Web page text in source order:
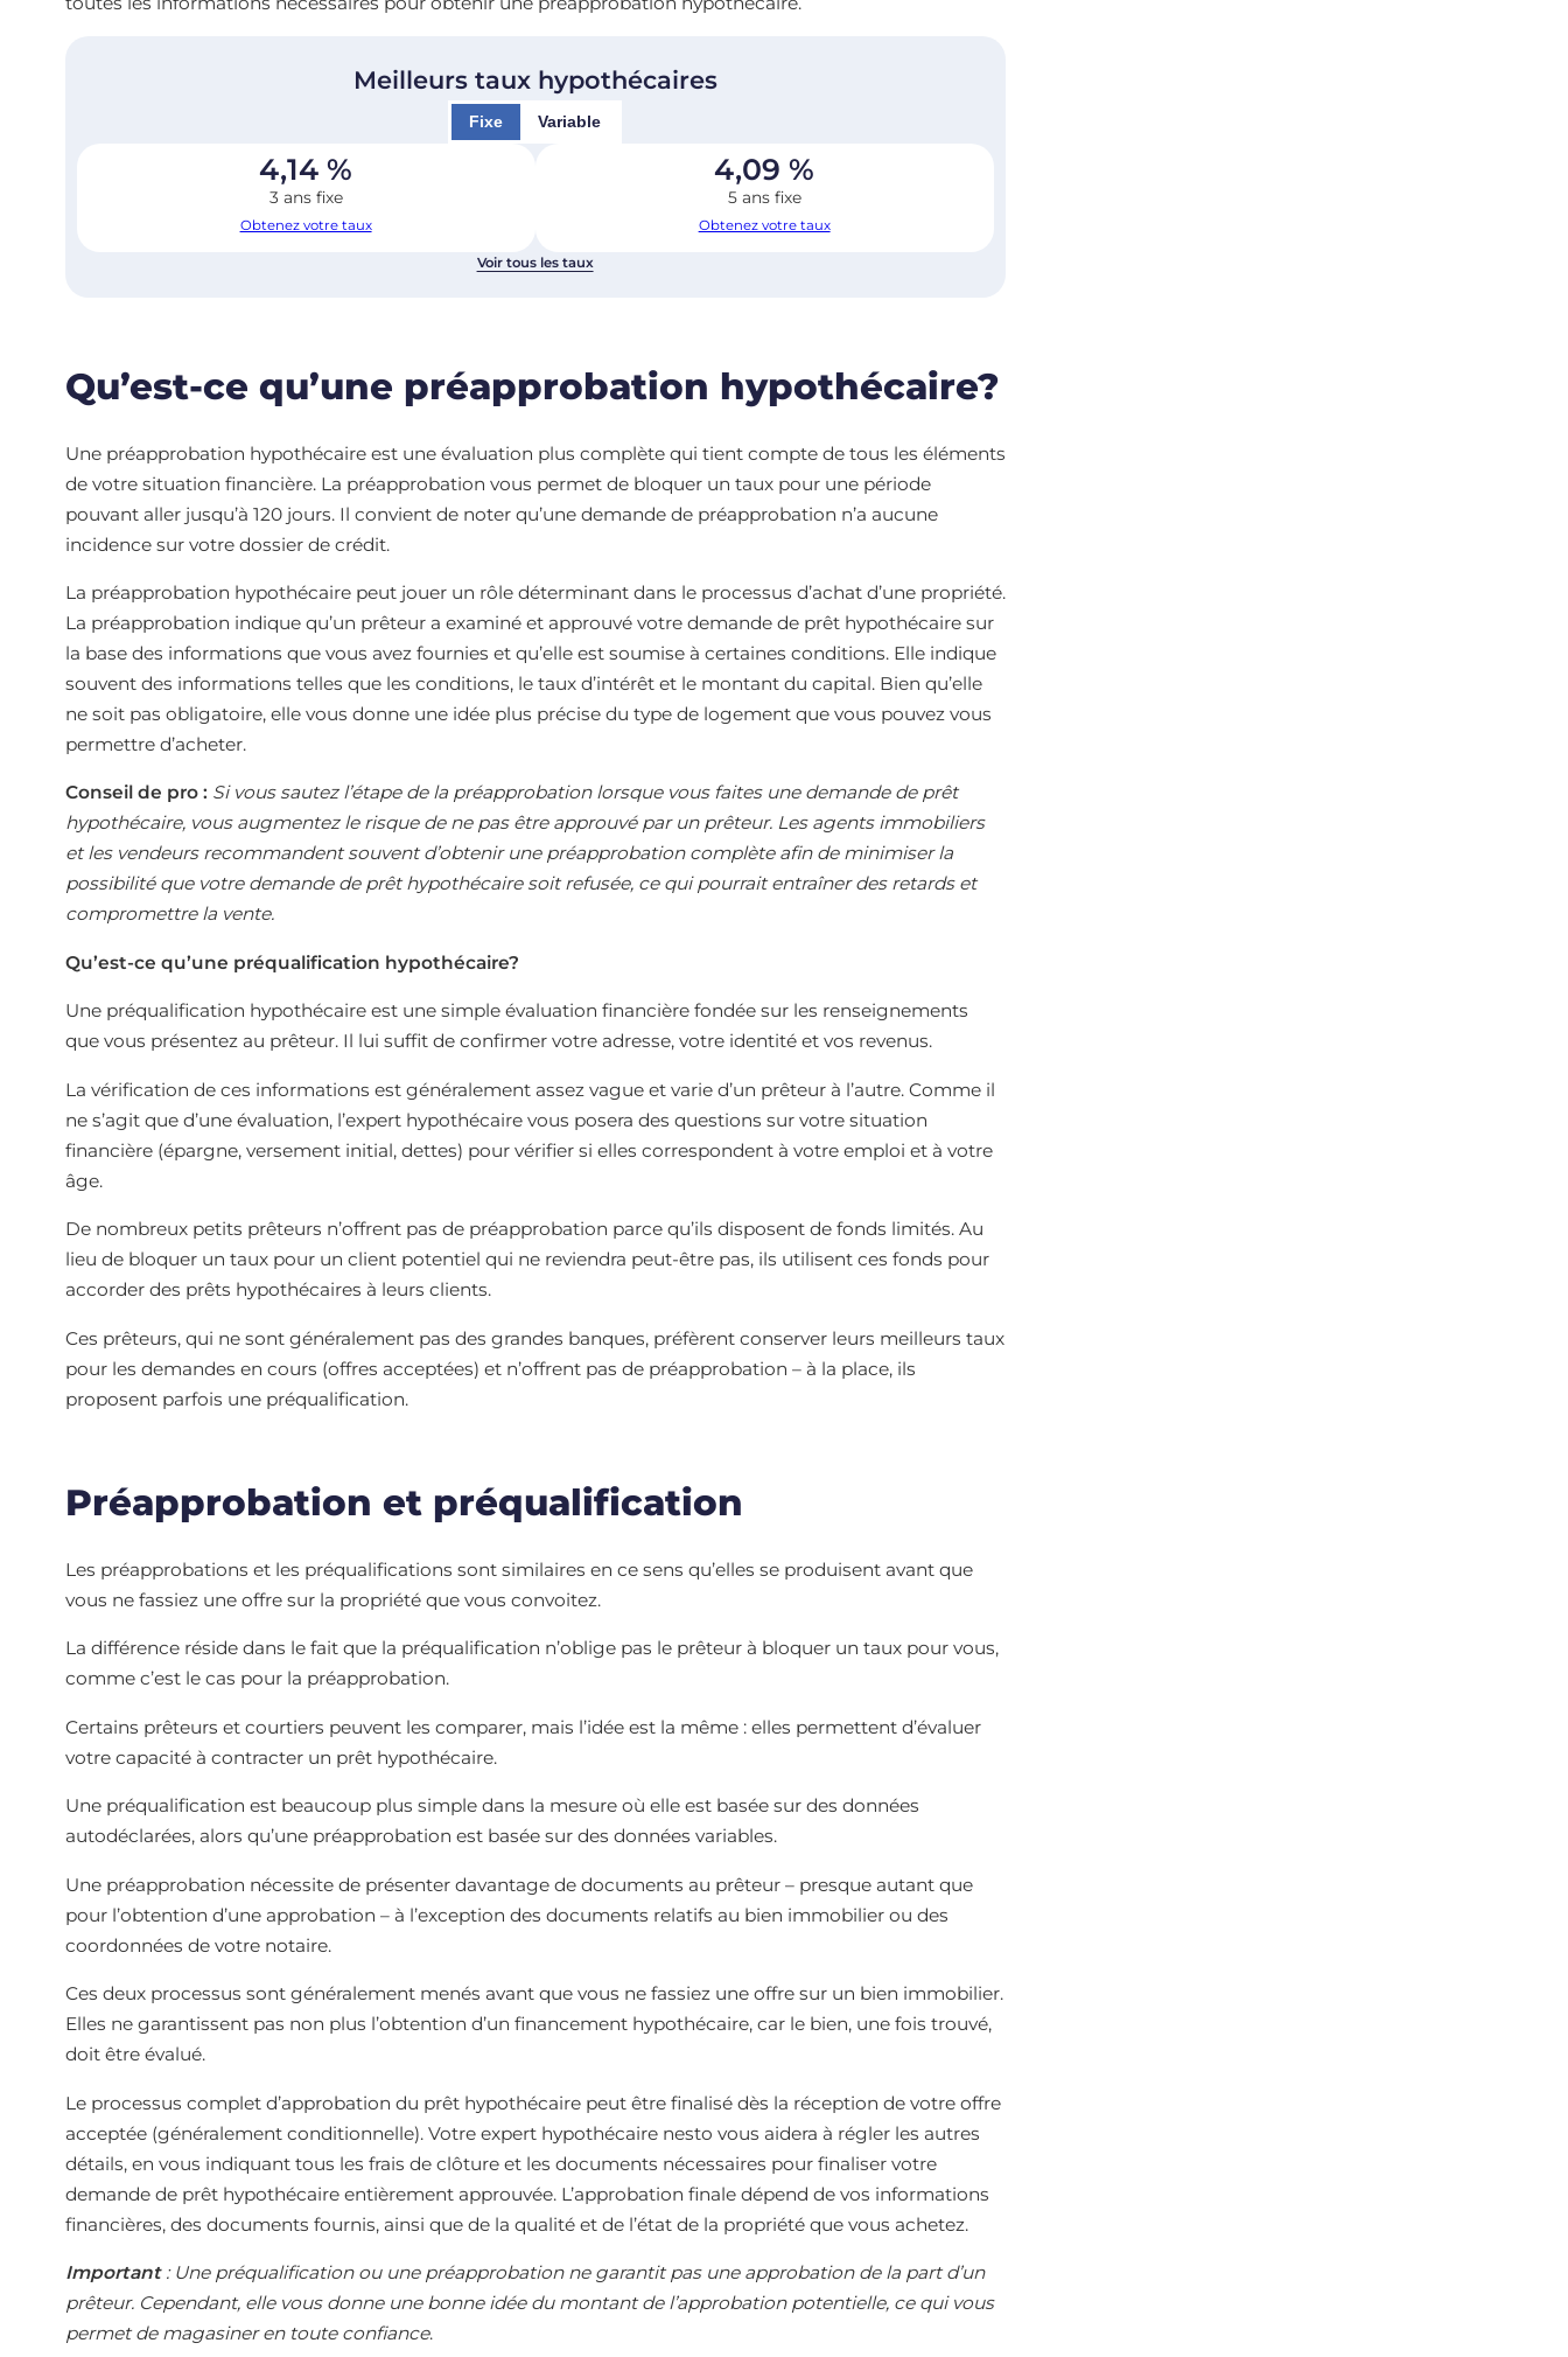
Meilleurs taux hypothécaires
Fixe Variable
4,14 %
3 ans fixe
Obtenez votre taux
4,09 %
5 ans fixe
Obtenez votre taux
Voir tous les taux
Qu’est-ce qu’une préapprobation hypothécaire?
Une préapprobation hypothécaire est une évaluation plus complète qui tient compte de tous les éléments
de votre situation financière. La préapprobation vous permet de bloquer un taux pour une période
pouvant aller jusqu’à 120 jours. Il convient de noter qu’une demande de préapprobation n’a aucune
incidence sur votre dossier de crédit.
La préapprobation hypothécaire peut jouer un rôle déterminant dans le processus d’achat d’une propriété.
La préapprobation indique qu’un prêteur a examiné et approuvé votre demande de prêt hypothécaire sur
la base des informations que vous avez fournies et qu’elle est soumise à certaines conditions. Elle indique
souvent des informations telles que les conditions, le taux d’intérêt et le montant du capital. Bien qu’elle
ne soit pas obligatoire, elle vous donne une idée plus précise du type de logement que vous pouvez vous
permettre d’acheter.
Conseil de pro : Si vous sautez l’étape de la préapprobation lorsque vous faites une demande de prêt
hypothécaire, vous augmentez le risque de ne pas être approuvé par un prêteur. Les agents immobiliers
et les vendeurs recommandent souvent d’obtenir une préapprobation complète afin de minimiser la
possibilité que votre demande de prêt hypothécaire soit refusée, ce qui pourrait entraîner des retards et
compromettre la vente.
Qu’est-ce qu’une préqualification hypothécaire?
Une préqualification hypothécaire est une simple évaluation financière fondée sur les renseignements
que vous présentez au prêteur. Il lui suffit de confirmer votre adresse, votre identité et vos revenus.
La vérification de ces informations est généralement assez vague et varie d’un prêteur à l’autre. Comme il
ne s’agit que d’une évaluation, l’expert hypothécaire vous posera des questions sur votre situation
financière (épargne, versement initial, dettes) pour vérifier si elles correspondent à votre emploi et à votre
âge.
De nombreux petits prêteurs n’offrent pas de préapprobation parce qu’ils disposent de fonds limités. Au
lieu de bloquer un taux pour un client potentiel qui ne reviendra peut-être pas, ils utilisent ces fonds pour
accorder des prêts hypothécaires à leurs clients.
Ces prêteurs, qui ne sont généralement pas des grandes banques, préfèrent conserver leurs meilleurs taux
pour les demandes en cours (offres acceptées) et n’offrent pas de préapprobation – à la place, ils
proposent parfois une préqualification.
Préapprobation et préqualification
Les préapprobations et les préqualifications sont similaires en ce sens qu’elles se produisent avant que
vous ne fassiez une offre sur la propriété que vous convoitez.
La différence réside dans le fait que la préqualification n’oblige pas le prêteur à bloquer un taux pour vous,
comme c’est le cas pour la préapprobation.
Certains prêteurs et courtiers peuvent les comparer, mais l’idée est la même : elles permettent d’évaluer
votre capacité à contracter un prêt hypothécaire.
Une préqualification est beaucoup plus simple dans la mesure où elle est basée sur des données
autodéclarées, alors qu’une préapprobation est basée sur des données variables.
Une préapprobation nécessite de présenter davantage de documents au prêteur – presque autant que
pour l’obtention d’une approbation – à l’exception des documents relatifs au bien immobilier ou des
coordonnées de votre notaire.
Ces deux processus sont généralement menés avant que vous ne fassiez une offre sur un bien immobilier.
Elles ne garantissent pas non plus l’obtention d’un financement hypothécaire, car le bien, une fois trouvé,
doit être évalué.
Le processus complet d’approbation du prêt hypothécaire peut être finalisé dès la réception de votre offre
acceptée (généralement conditionnelle). Votre expert hypothécaire nesto vous aidera à régler les autres
détails, en vous indiquant tous les frais de clôture et les documents nécessaires pour finaliser votre
demande de prêt hypothécaire entièrement approuvée. L’approbation finale dépend de vos informations
financières, des documents fournis, ainsi que de la qualité et de l’état de la propriété que vous achetez.
Important : Une préqualification ou une préapprobation ne garantit pas une approbation de la part d’un
prêteur. Cependant, elle vous donne une bonne idée du montant de l’approbation potentielle, ce qui vous
permet de magasiner en toute confiance.